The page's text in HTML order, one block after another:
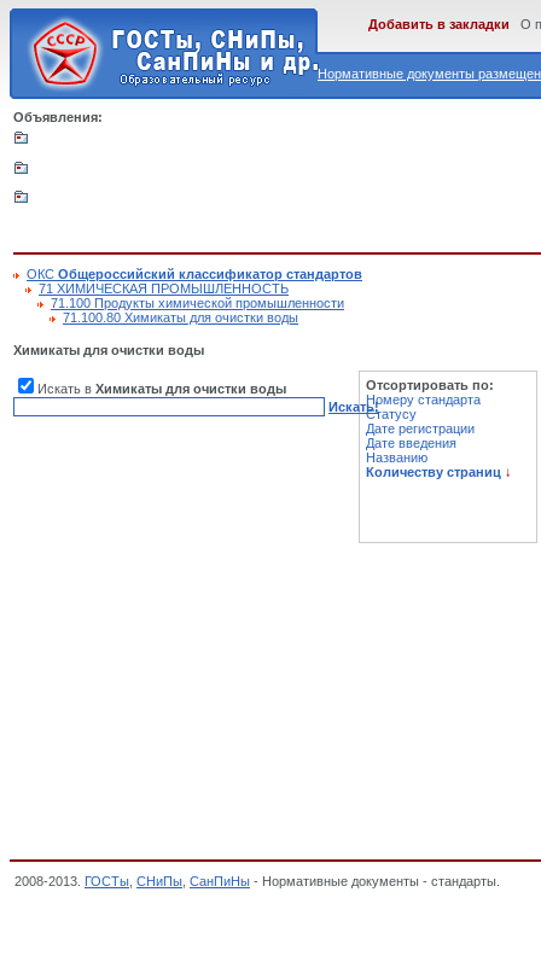
Нормативные документы
Добавить в закладки О
Объявления:
ОКС Общероссийский классификатор стандартов
71 ХИМИЧЕСКАЯ ПРОМЫШЛЕННОСТЬ
71.100 Продукты химической промышленности
71.100.80 Химикаты для очистки воды
Химикаты для очистки воды
Искать в Химикаты для очистки воды
Искать!
Отсортировать по:
Номеру стандарта
Статусу
Дате регистрации
Дате введения
Названию
Количеству страниц ↓
2008-2013. ГОСТы СНиПы СанПиНы - Нормативные документы - стандарты.